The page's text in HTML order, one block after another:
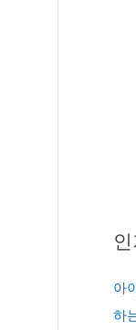
아
하